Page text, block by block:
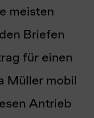
meisten
Briefen
für einen
Müller mobil
Antrieb